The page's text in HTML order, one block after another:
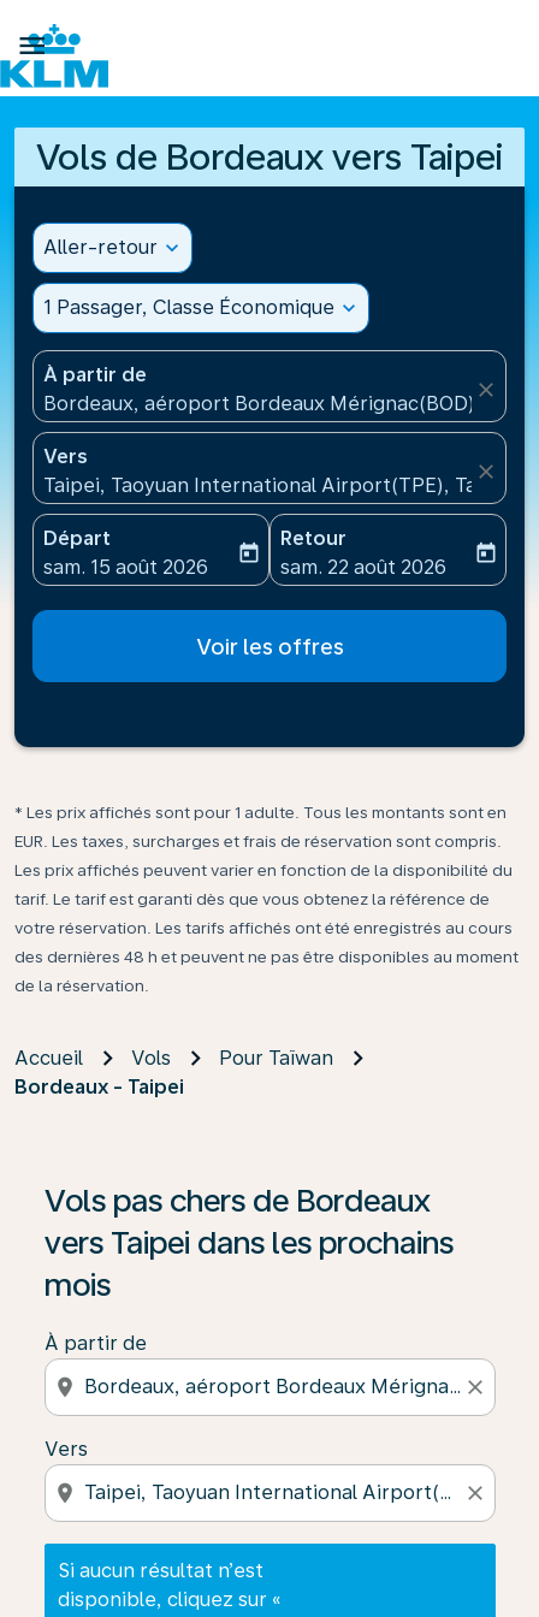

Vols de Bordeaux vers Taipei
Aller-retour expand_more
1 Passager, Classe Économique expand_more
À partir de
Bordeaux, aéroport Bordeaux Mérignac(BOD),
close
Vers
Taipei, Taoyuan International Airport(TPE), Taïwan,
close
Départ
fc-booking-departure-date-aria-label
sam. 15 août 2026
today
Retour
fc-booking-return-date-
sam. 22 août 2026
today
Voir les offres
* Les prix affichés sont pour 1 adulte. Tous les montants sont en
EUR. Les taxes, surcharges et frais de réservation sont compris.
Les prix affichés peuvent varier en fonction de la disponibilité du
tarif. Le tarif est garanti dès que vous obtenez la référence de
votre réservation. Les tarifs affichés ont été enregistrés au cours
des dernières 48 h et peuvent ne pas être disponibles au moment
de la réservation.
Accueil Vols
Pour Taïwan
Bordeaux - Taipei
Vols pas chers de Bordeaux
vers Taipei dans les prochains
mois
À partir de
location_on close
Vers
location_on close
Si aucun résultat n’est
disponible, cliquez sur «
Si aucun résultat n’est disponible, cliquez sur «